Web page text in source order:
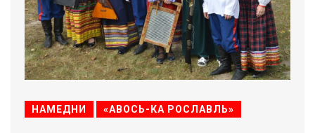
НАМЕДНИ «АВОСЬ-КА РОСЛАВЛЬ»